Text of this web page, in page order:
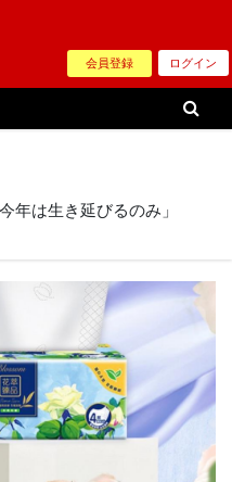
会員登録 ログイン
年は生き延びるのみ」